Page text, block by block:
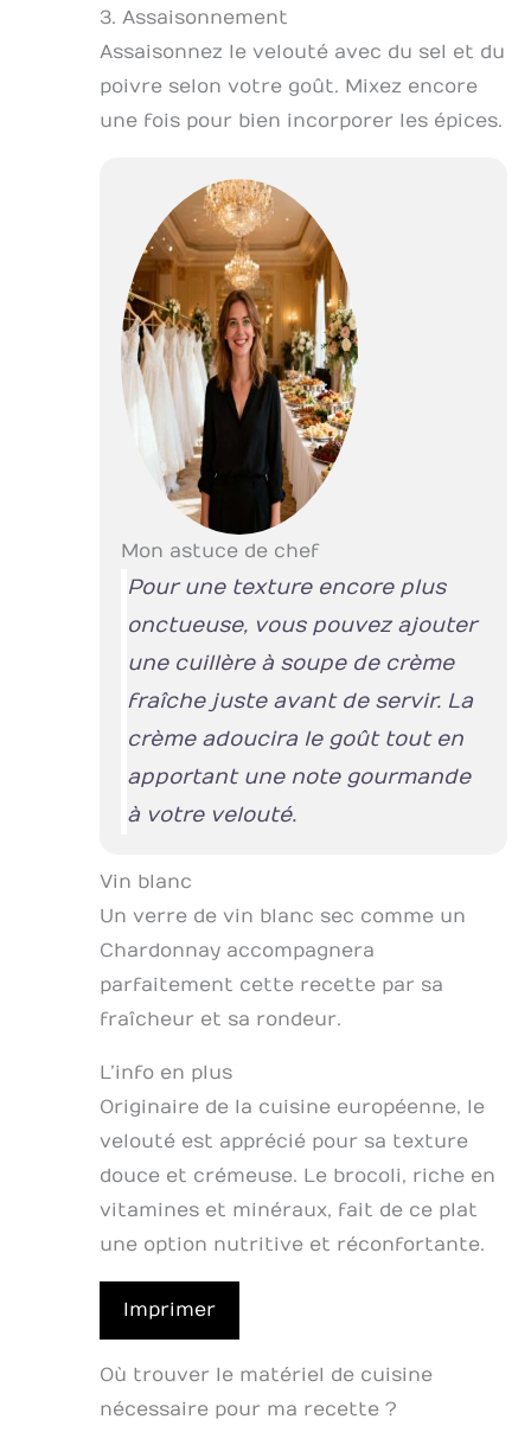
3. Assaisonnement
Assaisonnez le velouté avec du sel et du
poivre selon votre goût. Mixez encore
une fois pour bien incorporer les épices.
Mon astuce de chef
Pour une texture encore plus
onctueuse, vous pouvez ajouter
une cuillère à soupe de crème
fraîche juste avant de servir. La
crème adoucira le goût tout en
apportant une note gourmande
à votre velouté.
Vin blanc
Un verre de vin blanc sec comme un
Chardonnay accompagnera
parfaitement cette recette par sa
fraîcheur et sa rondeur.
L’info en plus
Originaire de la cuisine européenne, le
velouté est apprécié pour sa texture
douce et crémeuse. Le brocoli, riche en
vitamines et minéraux, fait de ce plat
une option nutritive et réconfortante.
Imprimer
Où trouver le matériel de cuisine
nécessaire pour ma recette ?